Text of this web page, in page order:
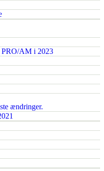
PRO/AM i 2023
ændringer.